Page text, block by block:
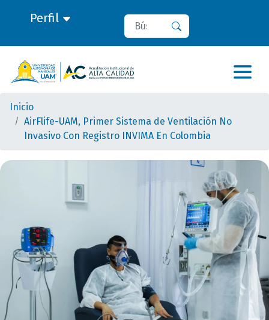
Perfil Buscar
Inicio
AirFlife-UAM, Primer Sistema de Ventilación No
Invasivo Con Registro INVIMA En Colombia